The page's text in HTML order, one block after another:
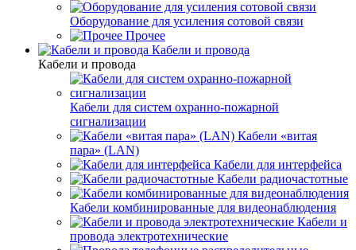
Оборудование для усиления сотовой связи
Прочее
Кабели и провода
Кабели и провода
Кабели для систем охранно-пожарной
сигнализации
Кабели «витая
пара» (LAN)
Кабели для интерфейса
Кабели радиочастотные
Кабели комбинированные для видеонаблюдения
Кабели и
провода электротехнические